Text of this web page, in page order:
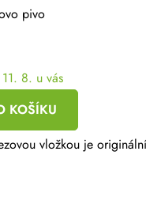
pivo
8. u vás
KOŠÍKU
vložkou je